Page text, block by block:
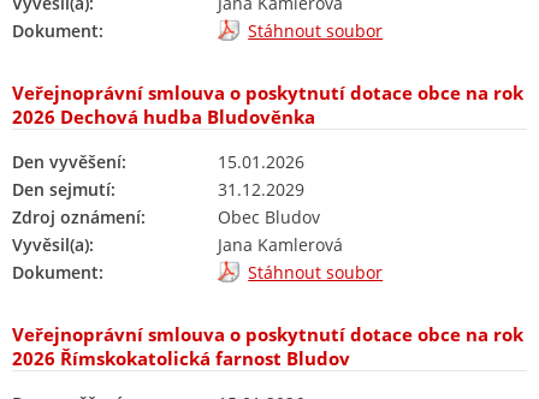
Dokument:
Stáhnout soubor
Veřejnoprávní smlouva o poskytnutí dotace obce na rok
2026 Dechová hudba Bludověnka
Den vyvěšení:
15.01.2026
Den sejmutí:
31.12.2029
Zdroj oznámení:
Obec Bludov
Vyvěsil(a):
Jana Kamlerová
Dokument:
Stáhnout soubor
Veřejnoprávní smlouva o poskytnutí dotace obce na rok
2026 Římskokatolická farnost Bludov